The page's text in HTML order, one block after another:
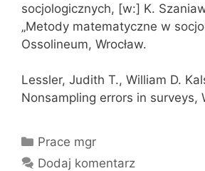
socjologicznych, [w:] K.
„Metody matematyczne w
Ossolineum, Wrocław.
Lessler, Judith T., William D.
Nonsampling errors in surveys,
Kategorie
Prace mgr
Dodaj komentarz